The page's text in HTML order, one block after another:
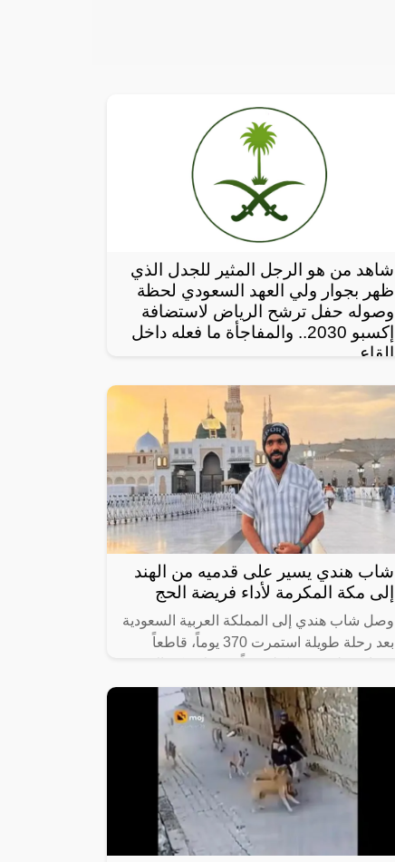
شاهد من هو الرجل المثير للجدل الذي
ظهر بجوار ولي العهد السعودي لحظة
وصوله حفل ترشح الرياض لاستضافة
إكسبو 2030.. والمفاجأة ما فعله داخل
القاع
أحدث ظهور للرجل المجهول ذو النظرات
الحادة الذي يقف دوماً بالقرب من ولي العهد
السعودي الأمير محمد بن سلمان ويرافقه في
شاب هندي يسير على قدميه من الهند
إلى مكة المكرمة لأداء فريضة الحج
وصل شاب هندي إلى المملكة العربية السعودية
بعد رحلة طويلة استمرت 370 يوماً، قاطعاً
الهندية إلى مكة المكرّمة سيراً على